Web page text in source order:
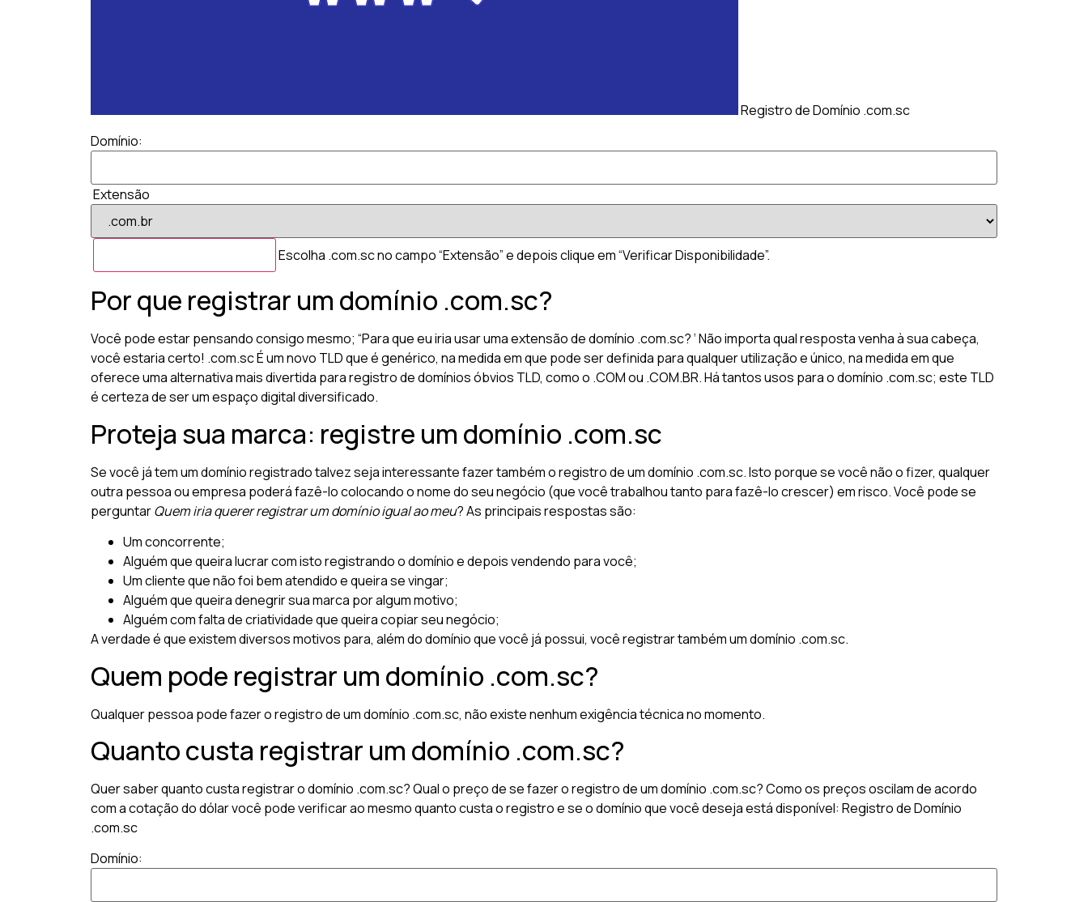
Registro de Domínio .com.sc
Domínio:
Extensão
Escolha .com.sc no campo “Extensão” e depois clique em “Verificar Disponibilidade”.
Por que registrar um domínio .com.sc?
Você pode estar pensando consigo mesmo; “Para que eu iria usar uma extensão de domínio .com.sc? ‘ Não importa qual resposta venha à sua cabeça,
você estaria certo! .com.sc É um novo TLD que é genérico, na medida em que pode ser definida para qualquer utilização e único, na medida em que
oferece uma alternativa mais divertida para registro de domínios óbvios TLD, como o .COM ou .COM.BR. Há tantos usos para o domínio .com.sc; este TLD
é certeza de ser um espaço digital diversificado.
Proteja sua marca: registre um domínio .com.sc
Se você já tem um domínio registrado talvez seja interessante fazer também o registro de um domínio .com.sc. Isto porque se você não o fizer, qualquer
outra pessoa ou empresa poderá fazê-lo colocando o nome do seu negócio (que você trabalhou tanto para fazê-lo crescer) em risco. Você pode se
perguntarQuem iria querer registrar um domínio igual ao meu? As principais respostas são:
Um concorrente;
Alguém que queira lucrar com isto registrando o domínio e depois vendendo para você;
Um cliente que não foi bem atendido e queira se vingar;
Alguém que queira denegrir sua marca por algum motivo;
Alguém com falta de criatividade que queira copiar seu negócio;
A verdade é que existem diversos motivos para, além do domínio que você já possui, você registrar também um domínio .com.sc.
Quem pode registrar um domínio .com.sc?
Qualquer pessoa pode fazer o registro de um domínio .com.sc, não existe nenhum exigência técnica no momento.
Quanto custa registrar um domínio .com.sc?
Quer saber quanto custa registrar o domínio .com.sc? Qual o preço de se fazer o registro de um domínio .com.sc? Como os preços oscilam de acordo
com a cotação do dólar você pode verificar ao mesmo quanto custa o registro e se o domínio que você deseja está disponível: Registro de Domínio
.com.sc
Domínio: